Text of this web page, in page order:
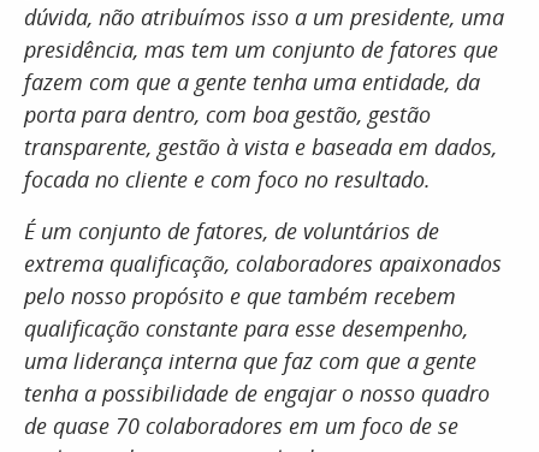
dúvida, não atribuímos isso a um presidente, uma
presidência, mas tem um conjunto de fatores que
fazem com que a gente tenha uma entidade, da
porta para dentro, com boa gestão, gestão
transparente, gestão à vista e baseada em dados,
focada no cliente e com foco no resultado.
É um conjunto de fatores, de voluntários de
extrema qualificação, colaboradores apaixonados
pelo nosso propósito e que também recebem
qualificação constante para esse desempenho,
uma liderança interna que faz com que a gente
tenha a possibilidade de engajar o nosso quadro
de quase 70 colaboradores em um foco de se